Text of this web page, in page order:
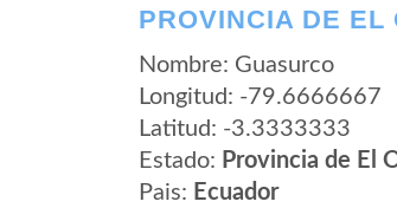
PROVINCIA DE EL
Nombre: Guasurco
Longitud: -79.6666667
Latitud: -3.3333333
Estado: Provincia de El
Pais: Ecuador